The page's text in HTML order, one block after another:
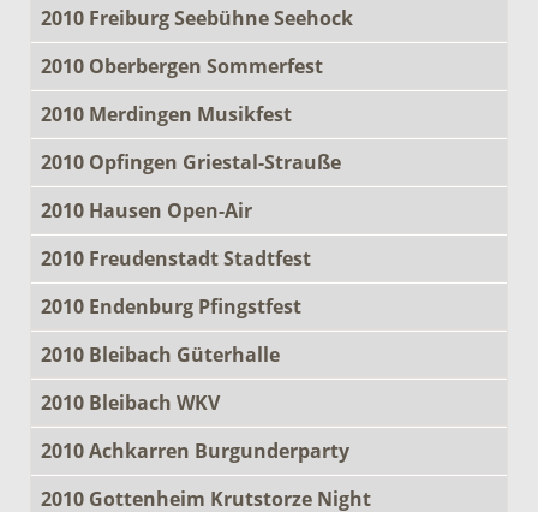
2010 Freiburg Seebühne Seehock
2010 Oberbergen Sommerfest
2010 Merdingen Musikfest
2010 Opfingen Griestal-Strauße
2010 Hausen Open-Air
2010 Freudenstadt Stadtfest
2010 Endenburg Pfingstfest
2010 Bleibach Güterhalle
2010 Bleibach WKV
2010 Achkarren Burgunderparty
2010 Gottenheim Krutstorze Night